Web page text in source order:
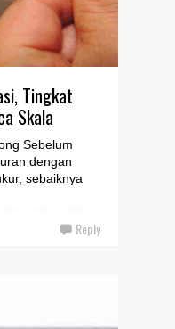
Tingkat
Skala
Sebelum
dengan
sebaiknya
Reply